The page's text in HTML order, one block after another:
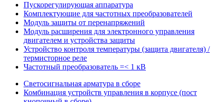
Пускорегулирующая аппаратура
Комплектующие для частотных преобразователей
Модуль защиты от перенапряжений
Модуль расширения для электронного управления
двигателем и устройства защиты
Устройство контроля температуры (защита двигателя) /
термисторное реле
Частотный преобразователь =< 1 кВ
Светосигнальная арматура в сборе
Комбинация устройств управления в корпусе (пост